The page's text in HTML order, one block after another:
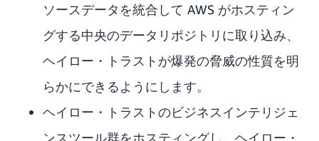
ソースデータを統合して AWS がホスティン
グする中央のデータリポジトリに取り込み、
ヘイロー・トラストが爆発の脅威の性質を明
らかにできるようにします。
ヘイロー・トラストのビジネスインテリジェ
ンスツール群をホスティングし、ヘイロー・